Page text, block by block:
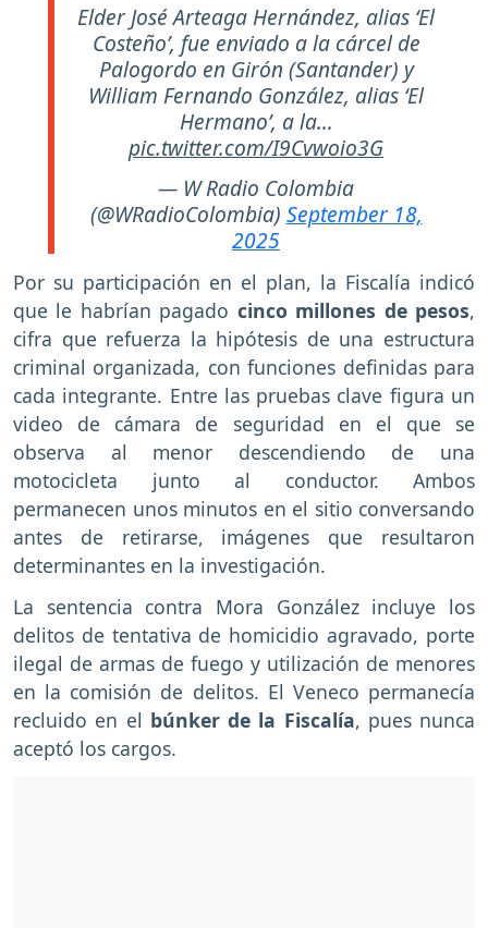
Elder José Arteaga Hernández, alias ‘El
Costeño’, fue enviado a la cárcel de
Palogordo en Girón (Santander) y
William Fernando González, alias ‘El
Hermano’, a la…
pic.twitter.com/I9Cvwoio3G
— W Radio Colombia
(@WRadioColombia) September 18,
2025
Por su participación en el plan, la Fiscalía indicó
que le habrían pagado cinco millones de pesos,
cifra que refuerza la hipótesis de una estructura
criminal organizada, con funciones definidas para
cada integrante. Entre las pruebas clave figura un
video de cámara de seguridad en el que se
observa al menor descendiendo de una
motocicleta junto al conductor. Ambos
permanecen unos minutos en el sitio conversando
antes de retirarse, imágenes que resultaron
determinantes en la investigación.
La sentencia contra Mora González incluye los
delitos de tentativa de homicidio agravado, porte
ilegal de armas de fuego y utilización de menores
en la comisión de delitos. El Veneco permanecía
recluido en el búnker de la Fiscalía, pues nunca
aceptó los cargos.